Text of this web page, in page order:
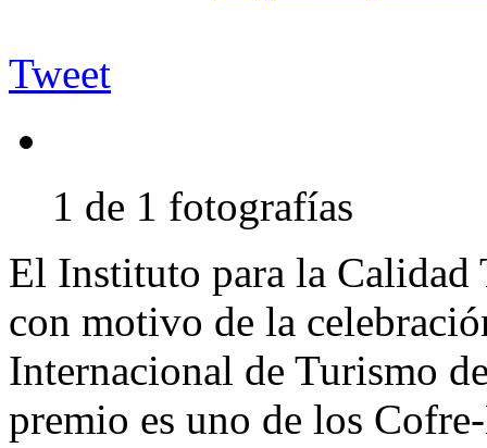
Tweet
1 de 1 fotografías
El Instituto para la Calidad
con motivo de la
Internacional de Turismo
premio es uno de los